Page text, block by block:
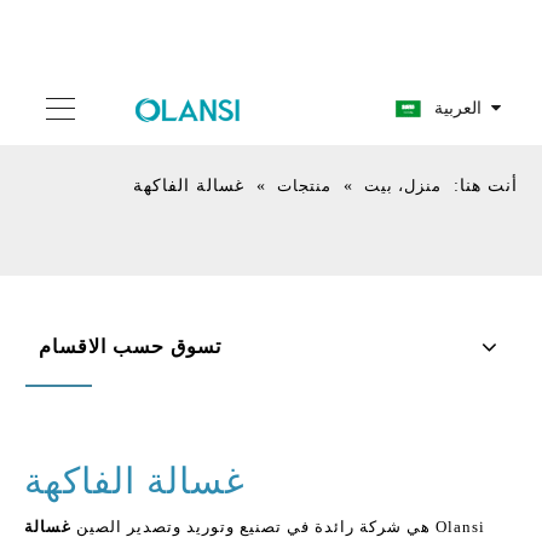
العربية
أنت هنا: منزل، بيت » منتجات » غسالة الفاكهة
تسوق حسب الاقسام
غسالة الفاكهة
Olansi هي شركة رائدة في تصنيع وتوريد وتصدير الصين
غسالة